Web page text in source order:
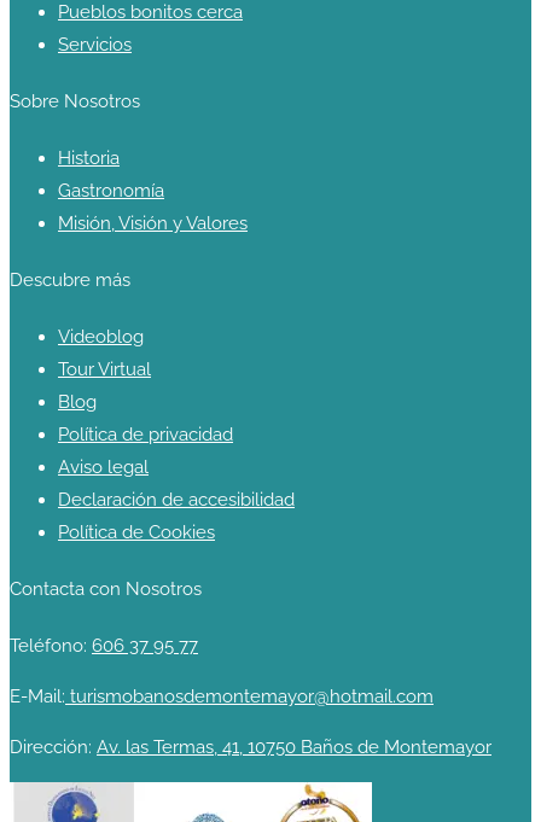
Pueblos bonitos cerca
Servicios
Sobre Nosotros
Historia
Gastronomía
Misión, Visión y Valores
Descubre más
Videoblog
Tour Virtual
Blog
Política de privacidad
Aviso legal
Declaración de accesibilidad
Política de Cookies
Contacta con Nosotros
Teléfono: 606 37 95 77
E-Mail: turismobanosdemontemayor@hotmail.com
Dirección: Av. las Termas, 41, 10750 Baños de Montemayor